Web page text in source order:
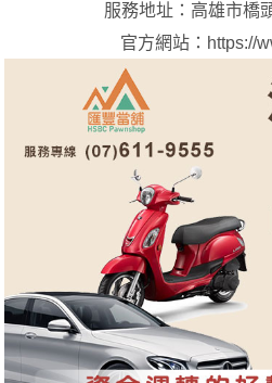
服務地址：高雄市橋
官方網站： https://